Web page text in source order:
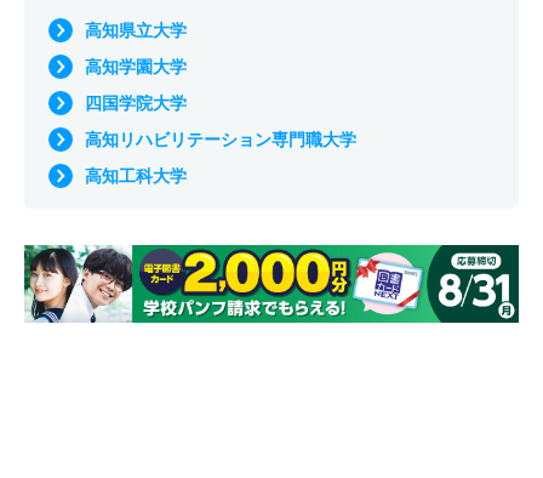
高知県立大学
高知学園大学
四国学院大学
高知リハビリテーション専門職大学
高知工科大学